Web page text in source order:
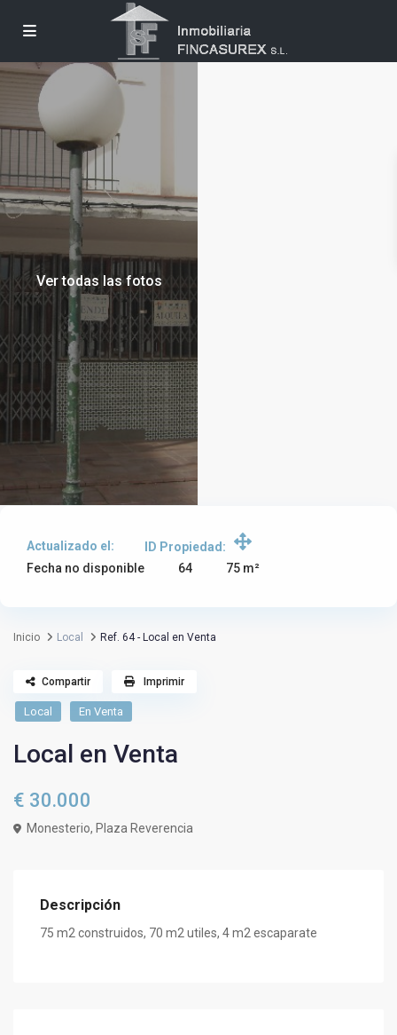
Ver todas las fotos
Actualizado el:
Fecha no disponible
ID Propiedad:
64
75 m²
Inicio Local Ref. 64 - Local en Venta
Local En Venta
Local en Venta
€ 30.000
Monesterio, Plaza Reverencia
Compartir Imprimir
Descripción
75 m2 construidos, 70 m2 utiles, 4 m2 escaparate